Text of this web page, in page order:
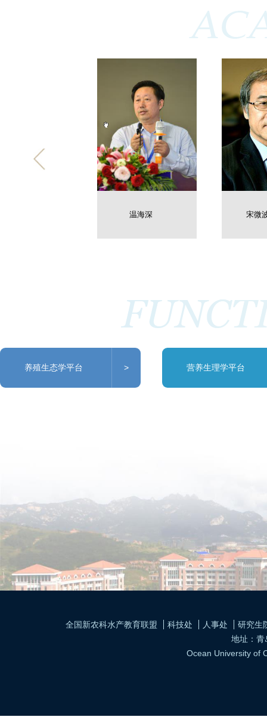
温海深 宋微
养殖生态学平台 > 营养生理学平台
全国新农科水产教育联盟 科技处 人事处
研究生
地址：青
Ocean University of